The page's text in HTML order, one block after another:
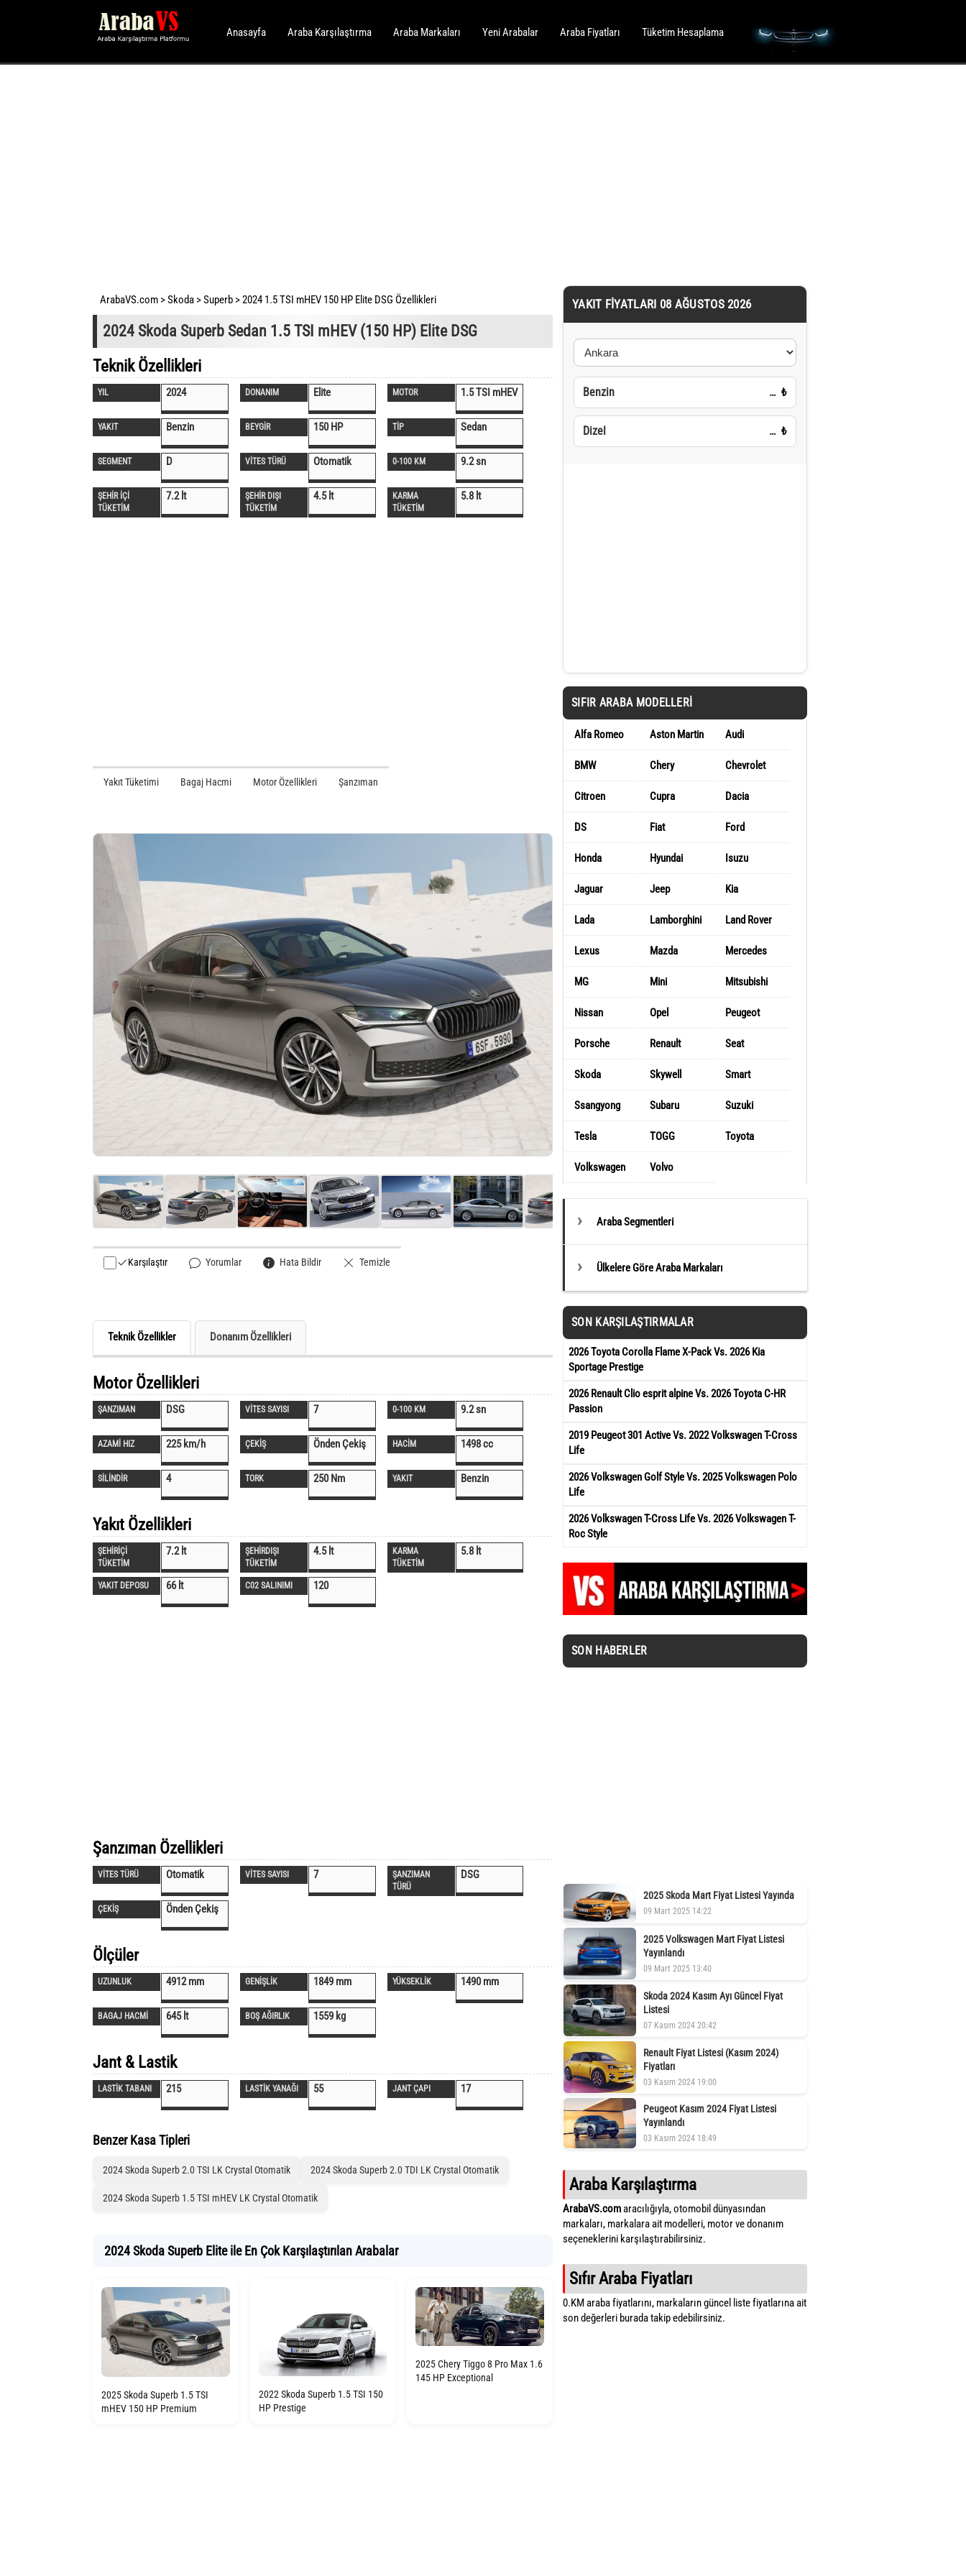
Anasayfa Araba Karşılaştırma Araba Markaları Yeni Arabalar Araba Fiyatları Tüketim Hesaplama
ArabaVS.com >Skoda >Superb >2024 1.5 TSI mHEV 150 HP Elite DSG Özellikleri
2024 Skoda Superb Sedan 1.5 TSI mHEV (150 HP) Elite DSG
Teknik Özellikleri
YIL 2024 DONANIM Elite MOTOR 1.5 TSI mHEV
YAKIT Benzin BEYGİR 150 HP TİP Sedan
SEGMENT D VİTES TÜRÜ Otomatik 0-100 KM 9.2 sn
ŞEHİR İÇİ
TÜKETİM
7.2 lt
ŞEHİR DIŞI
TÜKETİM
4.5 lt
KARMA
TÜKETİM
5.8 lt
Yakıt Tüketimi Bagaj Hacmi Motor Özellikleri Şanzıman
Karşılaştır Yorumlar Hata Bildir Temizle
Teknik Özellikler Donanım Özellikleri
Motor Özellikleri
ŞANZIMAN DSG VİTES SAYISI 7 0-100 KM 9.2 sn
AZAMİ HIZ 225 km/h ÇEKİŞ Önden Çekiş HACİM 1498 cc
SİLİNDİR 4 TORK 250 Nm YAKIT Benzin
Yakıt Özellikleri
ŞEHİRİÇİ
TÜKETİM
7.2 lt
ŞEHİRDIŞI
TÜKETİM
4.5 lt
KARMA
TÜKETİM
5.8 lt
YAKIT DEPOSU 66 lt C02 SALINIMI 120
Şanzıman Özellikleri
VİTES TÜRÜ Otomatik VİTES SAYISI 7
ŞANZIMAN
TÜRÜ
DSG
ÇEKİŞ Önden Çekiş
Ölçüler
UZUNLUK 4912 mm GENİŞLİK 1849 mm YÜKSEKLİK 1490 mm
BAGAJ HACMİ 645 lt BOŞ AĞIRLIK 1559 kg
Jant & Lastik
LASTİK TABANI 215 LASTİK YANAĞI 55 JANT ÇAPI 17
Benzer Kasa Tipleri
2024 Skoda Superb 2.0 TSI LK Crystal Otomatik 2024 Skoda Superb 2.0 TDI LK Crystal Otomatik
2024 Skoda Superb 1.5 TSI mHEV LK Crystal Otomatik
2024 Skoda Superb Elite ile En Çok Karşılaştırılan Arabalar
2025 Skoda Superb 1.5 TSI
mHEV 150 HP Premium
2022 Skoda Superb 1.5 TSI 150
HP Prestige
2025 Chery Tiggo 8 Pro Max 1.6
145 HP Exceptional
YAKIT FIYATLARI 08 AĞUSTOS 2026
Benzin … ₺
Dizel … ₺
SIFIR ARABA MODELLERI
Alfa Romeo Aston Martin Audi
BMW Chery Chevrolet
Citroen Cupra Dacia
DS Fiat Ford
Honda Hyundai Isuzu
Jaguar Jeep Kia
Lada Lamborghini Land Rover
Lexus Mazda Mercedes
MG Mini Mitsubishi
Nissan Opel Peugeot
Porsche Renault Seat
Skoda Skywell Smart
Ssangyong Subaru Suzuki
Tesla TOGG Toyota
Volkswagen Volvo
Araba Segmentleri
Ülkelere Göre Araba Markaları
SON KARŞILAŞTIRMALAR
2026 Toyota Corolla Flame X-Pack Vs. 2026 Kia
Sportage Prestige
2026 Renault Clio esprit alpine Vs. 2026 Toyota C-HR
Passion
2019 Peugeot 301 Active Vs. 2022 Volkswagen T-Cross
Life
2026 Volkswagen Golf Style Vs. 2025 Volkswagen Polo
Life
2026 Volkswagen T-Cross Life Vs. 2026 Volkswagen T-
Roc Style
SON HABERLER
2025 Skoda Mart Fiyat Listesi Yayında
09 Mart 2025 14:22
2025 Volkswagen Mart Fiyat Listesi
Yayınlandı
09 Mart 2025 13:40
Skoda 2024 Kasım Ayı Güncel Fiyat
Listesi
07 Kasım 2024 20:42
Renault Fiyat Listesi (Kasım 2024)
Fiyatları
03 Kasım 2024 19:00
Peugeot Kasım 2024 Fiyat Listesi
Yayınlandı
03 Kasım 2024 18:49
Araba Karşılaştırma
ArabaVS.comaracılığıyla, otomobil dünyasından
markaları, markalara ait modelleri, motor ve donanım
seçeneklerini karşılaştırabilirsiniz.
Sıfır Araba Fiyatları
0.KM araba fiyatlarını, markaların güncel liste fiyatlarına ait
son değerleri burada takip edebilirsiniz.